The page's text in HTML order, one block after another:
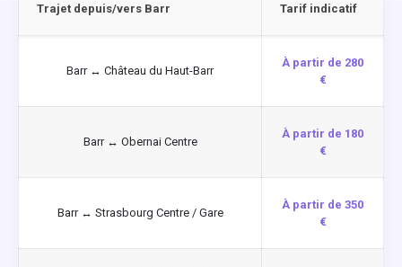
Trajet depuis/vers Barr Tarif indicatif
Barr ↔ Château du Haut-Barr
À partir de 280
€
Barr ↔ Obernai Centre
À partir de 180
€
Barr ↔ Strasbourg Centre / Gare
À partir de 350
€